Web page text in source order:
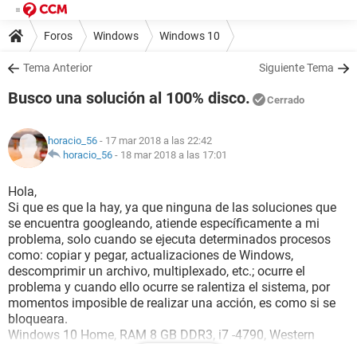
Foros Windows Windows 10
Tema Anterior Siguiente Tema
Busco una solución al 100% disco. Cerrado
horacio_56 - 17 mar 2018 a las 22:42
horacio_56 - 18 mar 2018 a las 17:01
Hola,
Si que es que la hay, ya que ninguna de las soluciones que
se encuentra googleando, atiende específicamente a mi
problema, solo cuando se ejecuta determinados procesos
como: copiar y pegar, actualizaciones de Windows,
descomprimir un archivo, multiplexado, etc.; ocurre el
problema y cuando ello ocurre se ralentiza el sistema, por
momentos imposible de realizar una acción, es como si se
bloqueara.
Windows 10 Home, RAM 8 GB DDR3, i7 -4790, Western